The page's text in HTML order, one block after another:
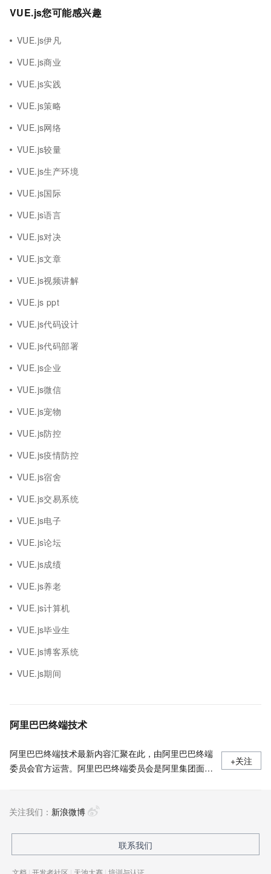
VUE.js您可能感兴趣
VUE.js伊凡
VUE.js商业
VUE.js实践
VUE.js策略
VUE.js网络
VUE.js较量
VUE.js生产环境
VUE.js国际
VUE.js语言
VUE.js对决
VUE.js文章
VUE.js视频讲解
VUE.js ppt
VUE.js代码设计
VUE.js代码部署
VUE.js企业
VUE.js微信
VUE.js宠物
VUE.js防控
VUE.js疫情防控
VUE.js宿舍
VUE.js交易系统
VUE.js电子
VUE.js论坛
VUE.js成绩
VUE.js养老
VUE.js计算机
VUE.js毕业生
VUE.js博客系统
VUE.js期间
阿里巴巴终端技术
阿里巴巴终端技术最新内容汇聚在此，由阿里巴巴终端
委员会官方运营。阿里巴巴终端委员会是阿里集团面向
策略和目标并落地执行，推动终端技术发展，帮助工程
巴终端域的官方公众号：阿里巴巴终端技术，欢迎关
注。
+关注
关注我们： 新浪微博
联系我们
文档 | 开发者社区 | 天池大赛 | 培训与认证